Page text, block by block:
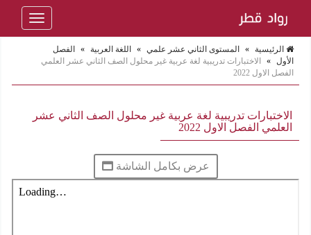
Toggle
الرئيسية » المستوى الثاني عشر علمي » اللغة العربية »
الفصل
الأول »
الاختبارات تدريبية لغة عربية غير محلول الصف الثاني عشر العلمي
الفصل الاول 2022
الاختبارات تدريبية لغة عربية غير محلول الصف الثاني عشر
العلمي الفصل الاول 2022
عرض بكامل الشاشة